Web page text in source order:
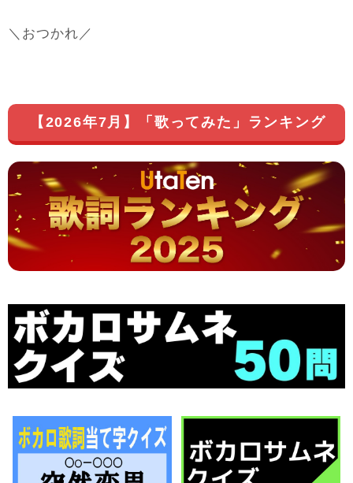
＼おつかれ／
【2026年7月】「歌ってみた」ランキング